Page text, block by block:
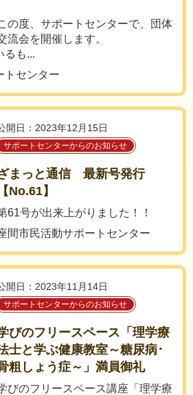
の度、サポートセンターで、団体
流会を開催します。
るも...
トセンター
開日：2023年12月15日
サポートセンターからのお知らせ
まっと通信 最新号発行
【No.61】
61号が出来上がりました！！
間市民活動サポートセンター
開日：2023年11月14日
サポートセンターからのお知らせ
びのフリースペース「理学療
士と学ぶ健康教室～糖尿病･
粗しょう症～」満員御礼
びのフリースペース講座「理学療